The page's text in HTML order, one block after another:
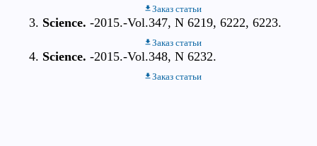
Заказ статьи
Science. -2015.-Vol.347, N 6219, 6222, 6223.
Заказ статьи
Science. -2015.-Vol.348, N 6232.
Заказ статьи